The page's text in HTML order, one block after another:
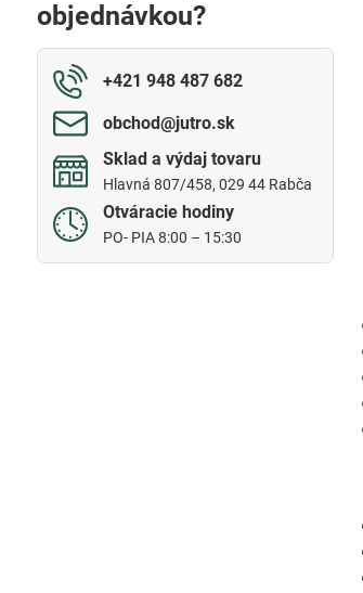
objednávkou?
+421 948 487 682
obchod​@jutro​.sk
Sklad a výdaj tovaru
Hlavná 807/458, 029 44 Rabča
Otváracie hodiny
PO- PIA 8:00 – 15:30